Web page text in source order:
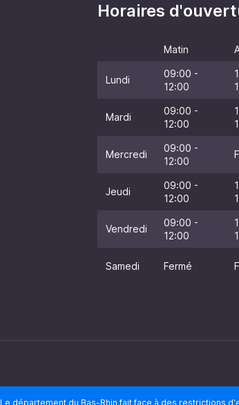
Le département du Bas-Rhin fait face à des restrictions
Horaires
Matin
Lundi
09:00 -
12:00
Mardi
09:00 -
12:00
Mercredi
09:00 -
12:00
Jeudi
09:00 -
12:00
Vendredi
09:00 -
12:00
Samedi Fermé